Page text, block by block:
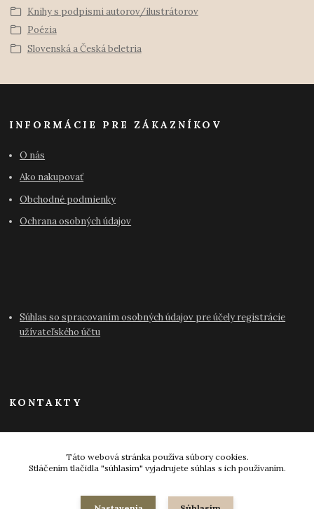
Knihy s podpismi autorov/ilustrátorov
Poézia
Slovenská a Česká beletria
INFORMÁCIE PRE ZÁKAZNÍKOV
O nás
Ako nakupovať
Obchodné podmienky
Ochrana osobných údajov
Súhlas so spracovaním osobných údajov pre účely registrácie
užívateľského účtu
KONTAKTY
Táto webová stránka používa súbory cookies.
Stláčením tlačidla "súhlasím" vyjadrujete súhlas s ich používaním.